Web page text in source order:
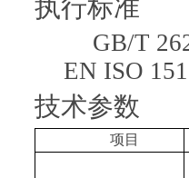
执行标准
GB/T
EN ISO
技术参数
项目